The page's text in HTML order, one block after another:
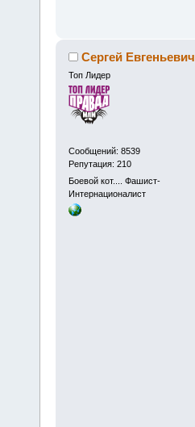
Сергей Евгеньевич
Топ Лидер
Сообщений: 8539
Репутация: 210
Боевой кот.... Фашист-
Интернационалист